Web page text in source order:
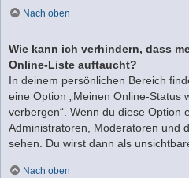
Nach oben
Wie kann ich verhindern, dass
Online-Liste auftaucht?
In deinem persönlichen Bereich
eine Option „Meinen Online-Status
verbergen“. Wenn du diese Option
Administratoren, Moderatoren und
sehen. Du wirst dann als
Nach oben